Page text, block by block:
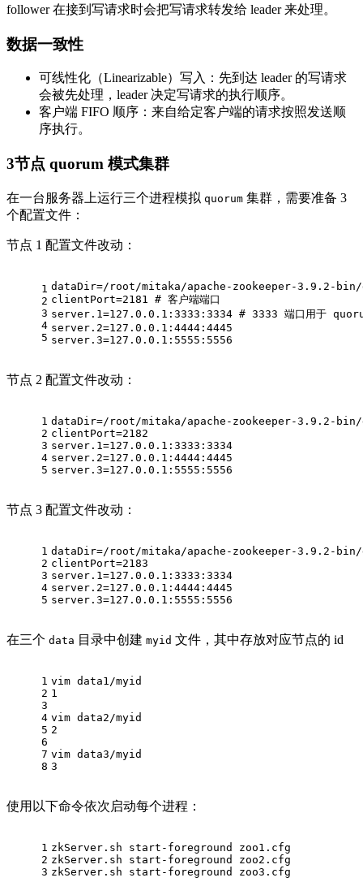
follower 在接到写请求时会把写请求转发给 leader 来处理。
数据一致性
可线性化（Linearizable）写入：先到达 leader 的写请求
会被先处理，leader 决定写请求的执行顺序。
客户端 FIFO 顺序：来自给定客户端的请求按照发送顺
序执行。
3节点 quorum 模式集群
在一台服务器上运行三个进程模拟 quorum 集群，需要准备 3
个配置文件：
节点 1 配置文件改动：
1
2
3
4
5
dataDir=/root/mitaka/apache-zookeeper-3.9.2-bin/
clientPort=2181 # 客户端端口
server.1=127.0.0.1:3333:3334 # 3333 端口用于
server.2=127.0.0.1:4444:4445
server.3=127.0.0.1:5555:5556
节点 2 配置文件改动：
1
2
3
4
5
dataDir=/root/mitaka/apache-zookeeper-3.9.2-bin/
clientPort=2182
server.1=127.0.0.1:3333:3334
server.2=127.0.0.1:4444:4445
server.3=127.0.0.1:5555:5556
节点 3 配置文件改动：
1
2
3
4
5
dataDir=/root/mitaka/apache-zookeeper-3.9.2-bin/
clientPort=2183
server.1=127.0.0.1:3333:3334
server.2=127.0.0.1:4444:4445
server.3=127.0.0.1:5555:5556
在三个 data 目录中创建 myid 文件，其中存放对应节点的 id
1
2
3
4
5
6
7
8
vim data1/myid
1
vim data2/myid
2
vim data3/myid
3
使用以下命令依次启动每个进程：
1
2
3
zkServer.sh start-foreground zoo1.cfg
zkServer.sh start-foreground zoo2.cfg
zkServer.sh start-foreground zoo3.cfg